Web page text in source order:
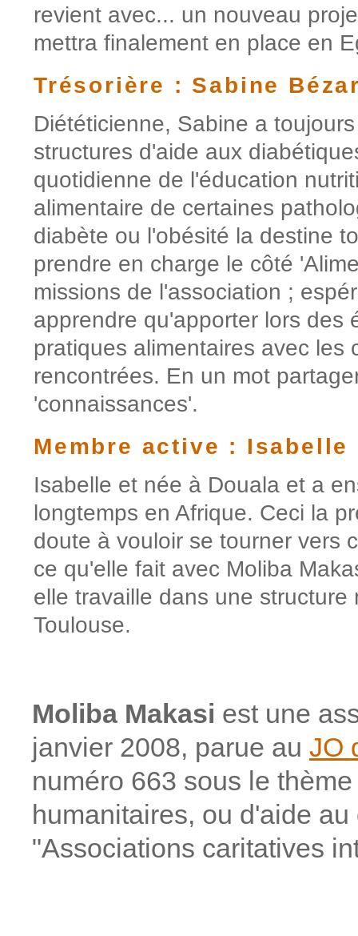
revient avec... un nouveau
mettra finalement en place en
Trésorière : Sabine
Diététicienne, Sabine a
structures d'aide aux
quotidienne de l'éducation
alimentaire de certaines
diabète ou l'obésité la destine
prendre en charge le côté
missions de l'association ;
apprendre qu'apporter lors des
pratiques alimentaires avec les
rencontrées. En un mot
'connaissances'.
Membre active : Isabelle
Isabelle et née à Douala et a
longtemps en Afrique. Ceci la
doute à vouloir se tourner vers
ce qu'elle fait avec Moliba
elle travaille dans une structure
Toulouse.
Moliba Makasi est une
janvier 2008, parue au JO
numéro 663 sous le
humanitaires, ou d'aide
"Associations caritatives